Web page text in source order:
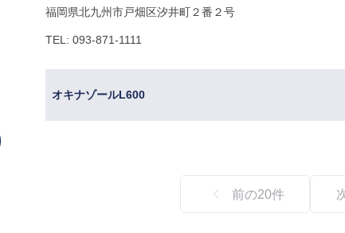
福岡県北九州市戸畑区汐井町２番２号
TEL: 093-871-1111
オキナゾールL600
前の20件